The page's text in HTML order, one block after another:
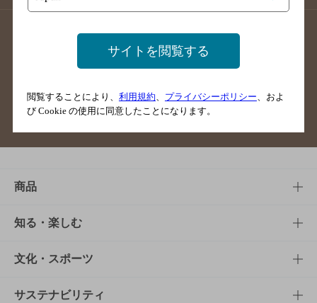
店舗登録方法のご案内
店舗情報更新方法のご案内
掲載店舗様ログイン
ご意見・ご感想
商品
商品TOP
商品一覧
商品発売情報
知る・楽しむ
知る・楽しむTOP
キャンペーン
文化・スポーツ
文化・スポーツTOP
サステナビリティ
サイトを閲覧する
閲覧することにより、 利用規約 プライバシーポリシー 、およ
び Cookie の使用に同意したことになります。